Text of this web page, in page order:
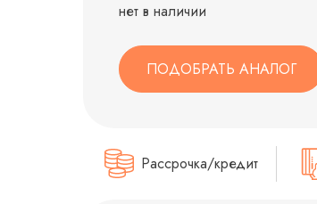
нет в наличии
ПОДОБРАТЬ АНАЛОГ
Рассрочка/кредит